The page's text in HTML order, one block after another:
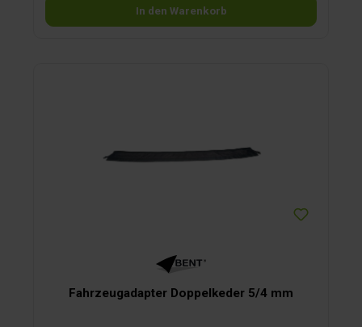
In den Warenkorb
Fahrzeugadapter Doppelkeder 5/4 mm